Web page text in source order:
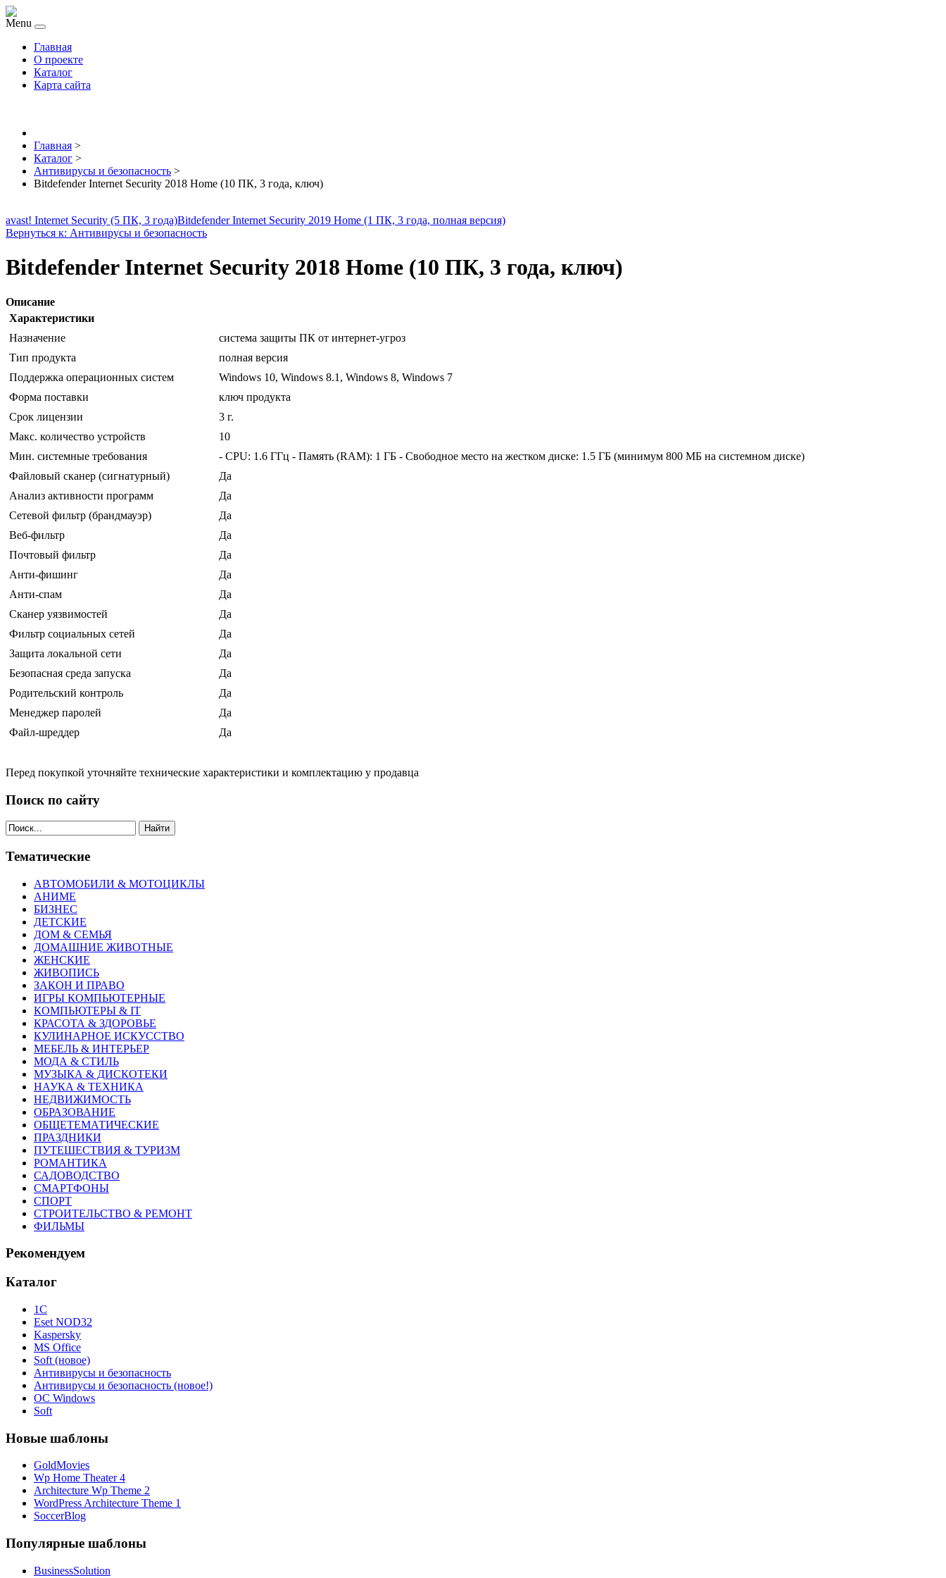
Menu
Главная
О проекте
Каталог
Карта сайта
Главная >
Каталог >
Антивирусы и безопасность >
Bitdefender Internet Security 2018 Home (10 ПК, 3 года, ключ)
avast! Internet Security (5 ПК, 3 года)Bitdefender Internet Security 2019 Home (1 ПК, 3 года, полная версия)
Вернуться к: Антивирусы и безопасность
Bitdefender Internet Security 2018 Home (10 ПК, 3 года, ключ)
Описание
Характеристики
Назначение
система защиты ПК от интернет-угроз
Тип продукта
полная версия
Поддержка операционных систем
Windows 10, Windows 8.1, Windows 8, Windows 7
Форма поставки
ключ продукта
Срок лицензии
3 г.
Макс. количество устройств
10
Мин. системные требования
- CPU: 1.6 ГГц - Память (RAM): 1 ГБ - Свободное место на жестком диске: 1.5 ГБ (минимум 800 МБ на системном диске)
Файловый сканер (сигнатурный)
Да
Анализ активности программ
Да
Сетевой фильтр (брандмауэр)
Да
Веб-фильтр
Да
Почтовый фильтр
Да
Анти-фишинг
Да
Анти-спам
Да
Сканер уязвимостей
Да
Фильтр социальных сетей
Да
Защита локальной сети
Да
Безопасная среда запуска
Да
Родительский контроль
Да
Менеджер паролей
Да
Файл-шреддер
Да
Перед покупкой уточняйте технические характеристики и комплектацию у продавца
Поиск по сайту
Найти
Тематические
АВТОМОБИЛИ & МОТОЦИКЛЫ
АНИМЕ
БИЗНЕС
ДЕТСКИЕ
ДОМ & СЕМЬЯ
ДОМАШНИЕ ЖИВОТНЫЕ
ЖЕНСКИЕ
ЖИВОПИСЬ
ЗАКОН И ПРАВО
ИГРЫ КОМПЬЮТЕРНЫЕ
КОМПЬЮТЕРЫ & IT
КРАСОТА & ЗДОРОВЬЕ
КУЛИНАРНОЕ ИСКУССТВО
МЕБЕЛЬ & ИНТЕРЬЕР
МОДА & СТИЛЬ
МУЗЫКА & ДИСКОТЕКИ
НАУКА & ТЕХНИКА
НЕДВИЖИМОСТЬ
ОБРАЗОВАНИЕ
ОБЩЕТЕМАТИЧЕСКИЕ
ПРАЗДНИКИ
ПУТЕШЕСТВИЯ & ТУРИЗМ
РОМАНТИКА
САДОВОДСТВО
СМАРТФОНЫ
СПОРТ
СТРОИТЕЛЬСТВО & РЕМОНТ
ФИЛЬМЫ
Рекомендуем
Каталог
1С
Eset NOD32
Kaspersky
MS Office
Soft (новое)
Антивирусы и безопасность
Антивирусы и безопасность (новое!)
ОС Windows
Soft
Новые шаблоны
GoldMovies
Wp Home Theater 4
Architecture Wp Theme 2
WordPress Architecture Theme 1
SoccerBlog
Популярные шаблоны
BusinessSolution